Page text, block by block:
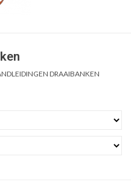
DRAAIBANKEN